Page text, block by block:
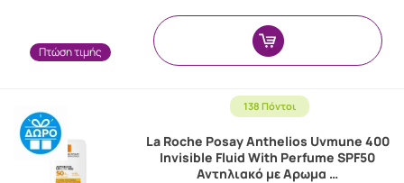
Πτώση τιμής
138 Πόντοι
La Roche Posay Anthelios Uvmune 400
Invisible Fluid With Perfume SPF50
Αντηλιακό με Αρωμα …